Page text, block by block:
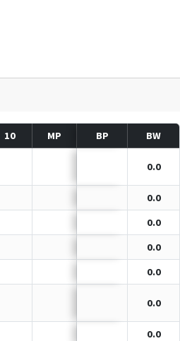
10 MP BP BW
0.0
0.0
0.0
0.0
0.0
0.0
0.0